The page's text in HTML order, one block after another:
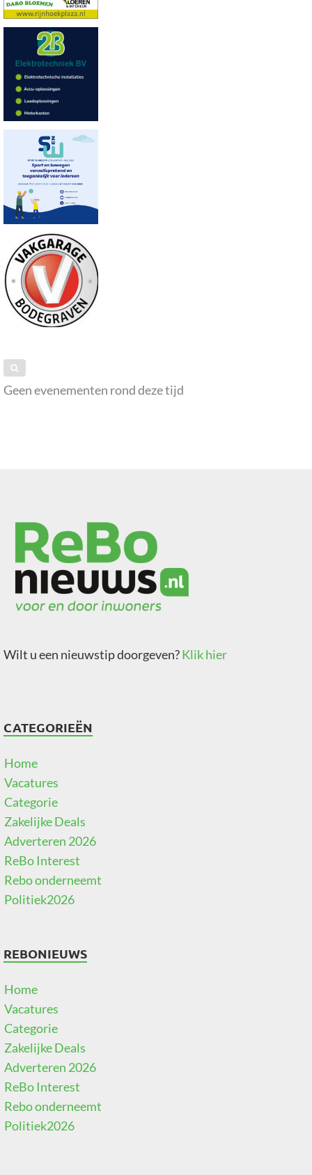
Geen evenementen rond deze tijd
Wilt u een nieuwstip doorgeven?Klik hier
CATEGORIEËN
Home
Vacatures
Categorie
Zakelijke Deals
Adverteren 2026
ReBo Interest
Rebo onderneemt
Politiek2026
REBONIEUWS
Home
Vacatures
Categorie
Zakelijke Deals
Adverteren 2026
ReBo Interest
Rebo onderneemt
Politiek2026